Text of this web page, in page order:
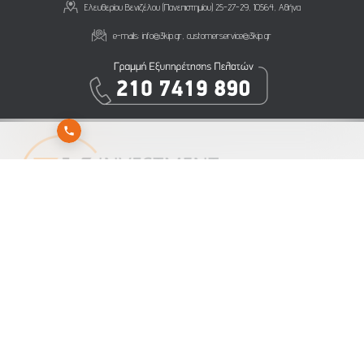
Ελευθερίου Βενιζέλου (Πανεπιστημίου) 25-27-29, 10564, Αθήνα
e-mails:info@3kip.gr ,customerservice@3kip.gr